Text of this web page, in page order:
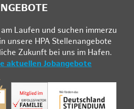
Lau­fen und su­chen im­mer­zu
un­se­re HPA Stel­len­an­ge­bo­te
Zu­kunft bei uns im Ha­fen.
aktuellen Jobangebote